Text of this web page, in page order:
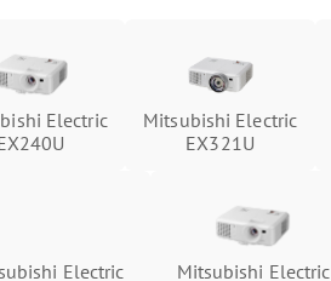
Electric
Mitsubishi Electric
EX321U
Electric
Mitsubishi Electric